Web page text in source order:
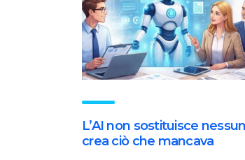
L’AI non sostituisce
crea ciò che mancava